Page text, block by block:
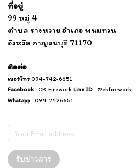
ที่อยู่
99 หมู่ 4
ตำบล รางหวาย อำเภอ พนมทวน
จังหวัด กาญจนบุรี 71170
ติดต่อ
เบอร์โทร 094-742-6651
Facebook: CK Firework Line ID : @ckfirework
Whatapp : 094-7426651
รับข่าวสาร